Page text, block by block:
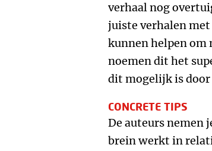
verhaal nog
juiste verhalen met
kunnen helpen om
noemen dit het
dit mogelijk is door
CONCRETE TIPS
De auteurs nemen
brein werkt in